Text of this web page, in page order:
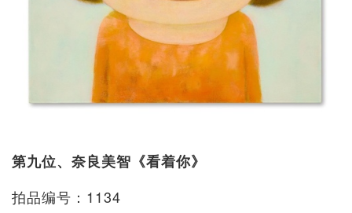
第九位、奈良美智《看着你》
拍品编号：1134